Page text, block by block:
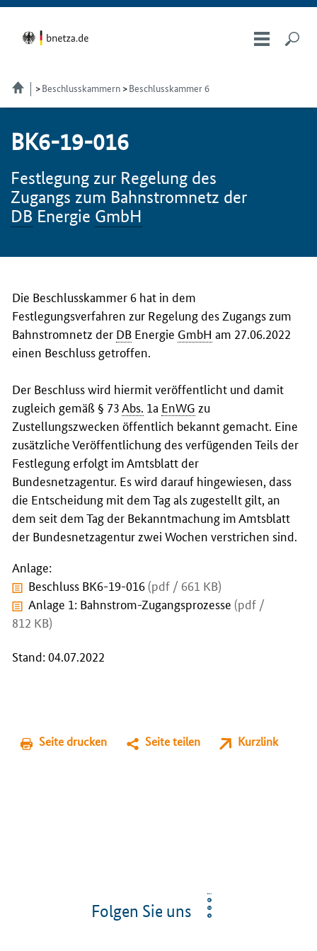
Beschlusskammern Beschlusskammer 6
BK6-19-016
Festlegung zur Regelung des
Zugangs zum Bahnstromnetz der
DB Energie GmbH
Die Beschlusskammer 6 hat in dem
Festlegungsverfahren zur Regelung des Zugangs zum
Bahnstromnetz der DB Energie GmbH am 27.06.2022
einen Beschluss getroffen.
Der Beschluss wird hiermit veröffentlicht und damit
zugleich gemäß § 73 Abs. 1a EnWG zu
Zustellungszwecken öffentlich bekannt gemacht. Eine
zusätzliche Veröffentlichung des verfügenden Teils der
Festlegung erfolgt im Amtsblatt der
Bundesnetzagentur. Es wird darauf hingewiesen, dass
die Entscheidung mit dem Tag als zugestellt gilt, an
dem seit dem Tag der Bekanntmachung im Amtsblatt
der Bundesnetzagentur zwei Wochen verstrichen sind.
Anlage:
Beschluss BK6-19-016 (pdf / 661 KB)
Anlage 1: Bahnstrom-Zugangsprozesse (pdf /
812 KB)
Stand: 04.07.2022
Seite drucken Seite teilen Kurzlink
Folgen Sie uns